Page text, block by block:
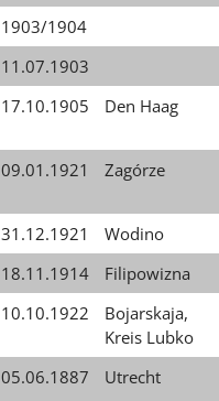
1903/1904
11.07.1903
17.10.1905 Den Haag
09.01.1921 Zagórze
31.12.1921
Wodino
18.11.1914
Filipowizna
10.10.1922
Bojarskaja,
Kreis Lubko
05.06.1887 Utrecht